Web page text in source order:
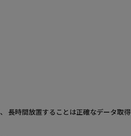
長時間放置することは正確なデータ取得